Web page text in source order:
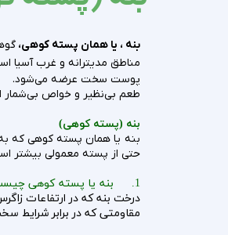
بنه ، یا همان پسته کوهی،
مناطق مدیترانه و غرب آسیا
پوست سخت عرضه می‌شود.
طعم بی‌نظیر و خواص بی‌شمار
بنه (پسته کوهی)
بنه یا همان پسته کوهی که
حتی از پسته معمولی بیشتر
1. بنه یا پسته کوهی چیست؟
مقاومتی که در برابر شرایط